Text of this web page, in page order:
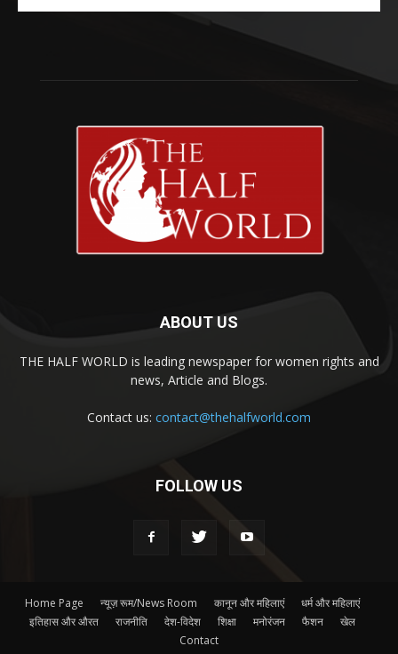
ABOUT US
THE HALF WORLD is leading newspaper for women rights and
news, Article and Blogs.
Contact us: contact@thehalfworld.com
FOLLOW US
Home Page न्यूज़ रूम/News Room कानून और महिलाएं
धर्म और महिलाएं
इतिहास और औरत
राजनीति देश-विदेश शिक्षा मनोरंजन फैशन
खेल
Contact